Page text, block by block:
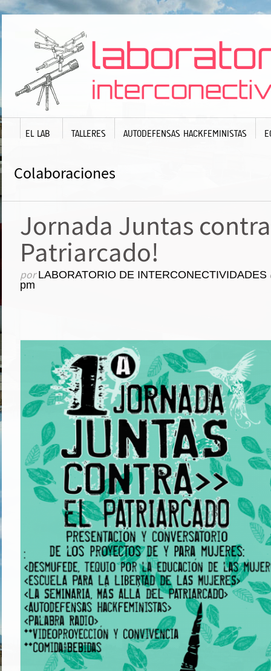
EL LAB TALLERES AUTODEFENSAS HACKFEMINISTAS
Colaboraciones
Jornada Juntas
Patriarcado!
porLABORATORIO DE INTERCONECTIVIDADES
pm